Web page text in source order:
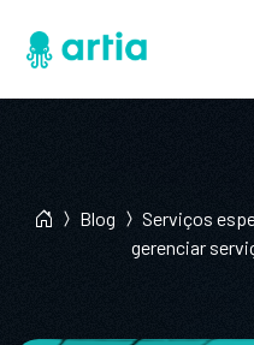
Blog Serviços
gerenciar